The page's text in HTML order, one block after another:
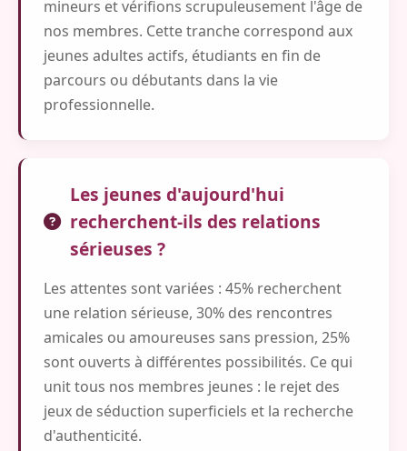
mineurs et vérifions scrupuleusement l'âge de
nos membres. Cette tranche correspond aux
jeunes adultes actifs, étudiants en fin de
parcours ou débutants dans la vie
professionnelle.
Les jeunes d'aujourd'hui
recherchent-ils des relations
sérieuses ?
Les attentes sont variées : 45% recherchent
une relation sérieuse, 30% des rencontres
amicales ou amoureuses sans pression, 25%
sont ouverts à différentes possibilités. Ce qui
unit tous nos membres jeunes : le rejet des
jeux de séduction superficiels et la recherche
d'authenticité.